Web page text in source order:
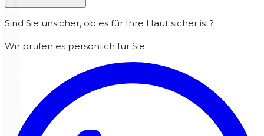
Sind Sie unsicher, ob es für Ihre Haut sicher ist?
Wir prüfen es persönlich für Sie.